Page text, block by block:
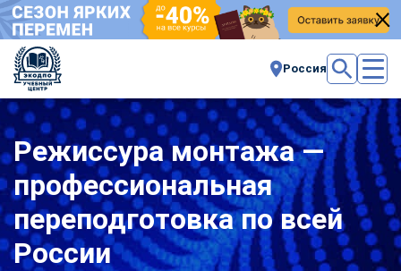
Россия
Режиссура монтажа —
профессиональная
переподготовка по всей
России